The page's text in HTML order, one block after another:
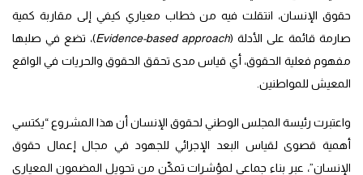
حقوق الإنسان، انتقلت فيه من خطاب معياري كيفي إلى مقاربة كمية
صارمة قائمة على الأدلة (Evidence-based approach)، تضع في صلبها
مفهوم فعلية الحقوق، أي قياس مدى تحقق الحقوق والحريات في الواقع
المعيش للمواطنين.
واعتبرت رئيسة المجلس الوطني لحقوق الإنسان أن هذا المشروع “يكتسي
أهمية قصوى لقياس البعد الإجرائي للجهود في مجال إعمال حقوق
الإنسان”، عبر بناء جماعي لمؤشرات تمكّن من تحويل المضمون المعياري